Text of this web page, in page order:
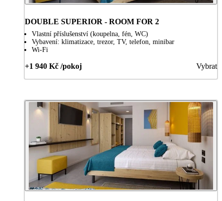
DOUBLE SUPERIOR - ROOM FOR 2
Vlastní příslušenství (koupelna, fén, WC)
Vybavení: klimatizace, trezor, TV, telefon, minibar
Wi-Fi
+1 940 Kč /pokoj Vybrat